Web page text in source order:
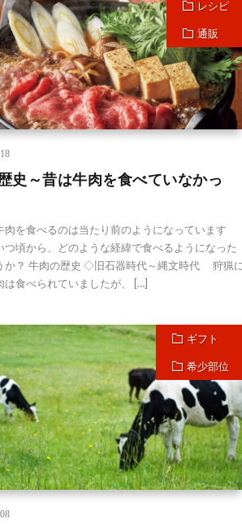
レシピ
通販
史～昔は牛肉を食べていなかっ
肉を食べるのは当たり前のようになっています
つ頃から、どのような経緯で食べるようになった
か？ 牛肉の歴史 ◇旧石器時代～縄文時代 狩猟
は食べられていましたが、 […]
ギフト
希少部位